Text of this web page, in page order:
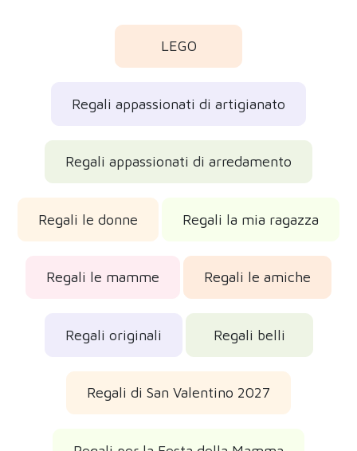
LEGO
Regali appassionati di artigianato
Regali appassionati di arredamento
Regali le donne Regali la mia ragazza
Regali le mamme Regali le amiche
Regali originali Regali belli
Regali di San Valentino 2027